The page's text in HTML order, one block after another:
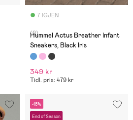
7 IGJEN
(0)
Hummel Actus Breather Infant
Sneakers, Black Iris
349 kr
Tidl. pris: 479 kr
-18%
End of Season